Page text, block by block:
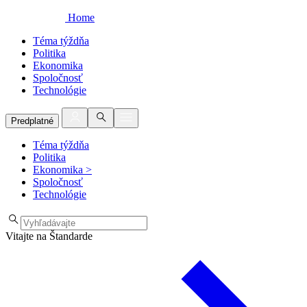
Home
Téma týždňa
Politika
Ekonomika
Spoločnosť
Technológie
Predplatné
Téma týždňa
Politika
Ekonomika >
Spoločnosť
Technológie
Vitajte na Štandarde